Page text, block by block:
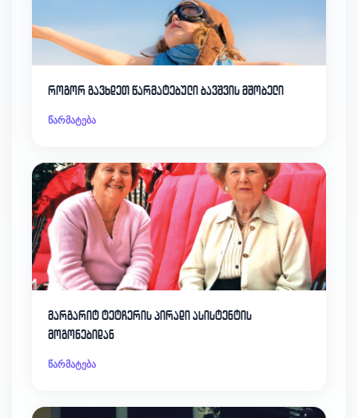
როგორ გავხდეთ წარმატებული ბავშვის მშობელი
წარმატება
მარგარიტ ტეტჩერის პირადი ასისტენტის
მოგონებიდან
წარმატება